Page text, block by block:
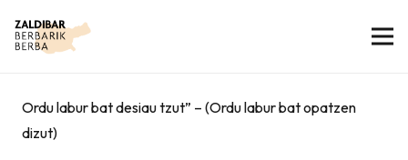
Ordu labur bat desiau tzut” – (Ordu labur bat opatzen
dizut)